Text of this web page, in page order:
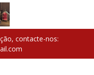
contacte-nos: